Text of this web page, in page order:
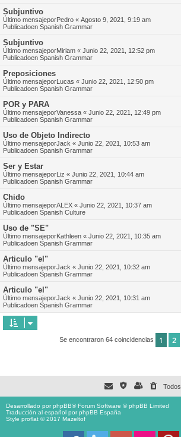
Subjuntivo
Último mensajeporPedro « Agosto 9, 2021, 9:19 am
Publicadoen Spanish Grammar
Subjuntivo
Último mensajeporMiriam « Junio 22, 2021, 12:52 pm
Publicadoen Spanish Grammar
Preposiciones
Último mensajeporLucas « Junio 22, 2021, 12:50 pm
Publicadoen Spanish Grammar
POR y PARA
Último mensajeporVanessa « Junio 22, 2021, 12:49 pm
Publicadoen Spanish Grammar
Uso de Objeto Indirecto
Último mensajeporJack « Junio 22, 2021, 10:53 am
Publicadoen Spanish Grammar
Ser y Estar
Último mensajeporLiz « Junio 22, 2021, 10:44 am
Publicadoen Spanish Grammar
Chido
Último mensajeporALEX « Junio 22, 2021, 10:37 am
Publicadoen Spanish Culture
Uso de "SE"
Último mensajeporKathleen « Junio 22, 2021, 10:35 am
Publicadoen Spanish Grammar
Articulo "el"
Último mensajeporJack « Junio 22, 2021, 10:32 am
Publicadoen Spanish Grammar
Articulo "el"
Último mensajeporJack « Junio 22, 2021, 10:31 am
Publicadoen Spanish Grammar
Se encontraron 64 coincidencias 1 2
Desarrollado porphpBB® Forum Software © phpBB Limited
Traducción al español porphpBB España
Style proflat © 2017 Mazeltof